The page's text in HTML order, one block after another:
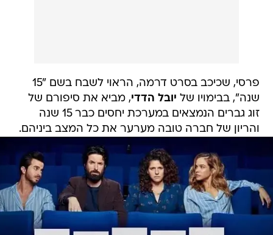
פרסי, שכיכב בסרט דרמה, הראוי לשבח בשם "15
שנה", בבימויו של יובל הדדי, מביא את סיפורם של
זוג גברים הנמצאים במערכת יחסים כבר 15 שנה
והריון של חברה טובה מערער את כל המצב ביניהם.